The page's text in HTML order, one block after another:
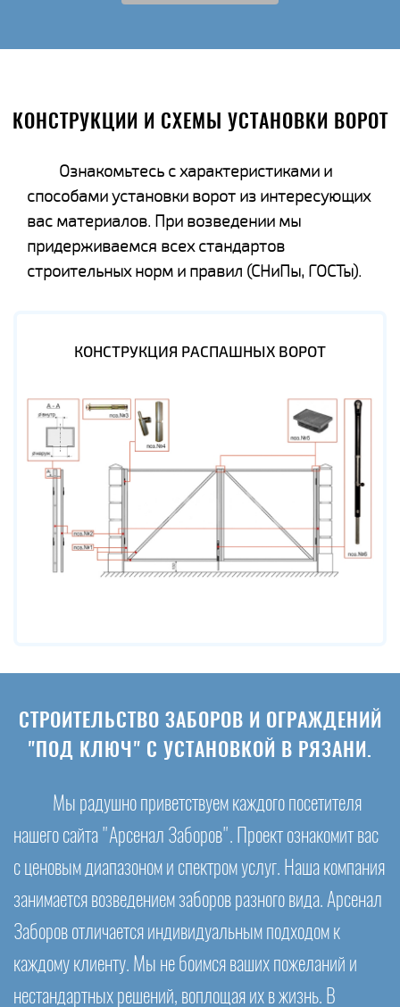
КОНСТРУКЦИИ И СХЕМЫ УСТАНОВКИ ВОРОТ
Ознакомьтесь с характеристиками и
способами установки ворот из интересующих
вас материалов. При возведении мы
придерживаемся всех стандартов
строительных норм и правил (СНиПы, ГОСТы).
КОНСТРУКЦИЯ РАСПАШНЫХ ВОРОТ
СТРОИТЕЛЬСТВО ЗАБОРОВ И ОГРАЖДЕНИЙ
"ПОД КЛЮЧ" С УСТАНОВКОЙ В РЯЗАНИ.
Мы радушно приветствуем каждого посетителя
нашего сайта "Арсенал Заборов". Проект ознакомит вас
с ценовым диапазоном и спектром услуг. Наша компания
занимается возведением заборов разного вида. Арсенал
Заборов отличается индивидуальным подходом к
каждому клиенту. Мы не боимся ваших пожеланий и
нестандартных решений, воплощая их в жизнь. В